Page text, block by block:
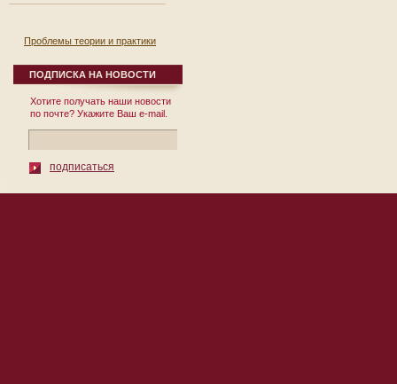
Проблемы теории и практики
экономики. Выпуск 8.
12 сентября 2007
Сборник научных
трудов Выпуск № 8
Под общей редакцией
332.1 ББК ...
ПОДПИСКА НА НОВОСТИ
Хотите получать наши новости
по почте? Укажите Ваш e-mail.
подписаться